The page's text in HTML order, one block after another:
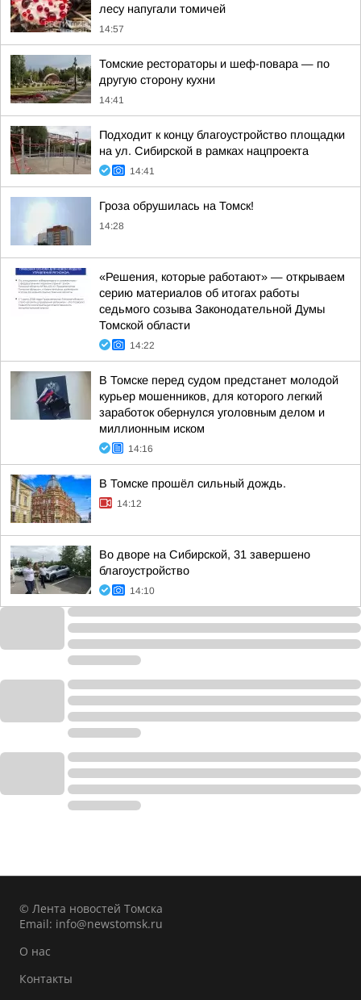
лесу напугали томичей
14:57
Томские рестораторы и шеф-повара — по
другую сторону кухни
14:41
Подходит к концу благоустройство площадки
на ул. Сибирской в рамках нацпроекта
14:41
Гроза обрушилась на Томск!
14:28
«Решения, которые работают» — открываем
серию материалов об итогах работы
седьмого созыва Законодательной Думы
Томской области
14:22
В Томске перед судом предстанет молодой
курьер мошенников, для которого легкий
заработок обернулся уголовным делом и
миллионным иском
14:16
В Томске прошёл сильный дождь.
14:12
Во дворе на Сибирской, 31 завершено
благоустройство
14:10
© Лента новостей Томска
Email: info@newstomsk.ru
О нас
Контакты